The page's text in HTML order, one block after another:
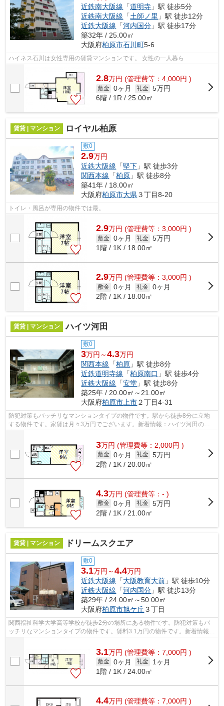
近鉄南大阪線 「道明寺 」駅 徒歩5分
近鉄南大阪線 「土師ノ里 」駅 徒歩12分
近鉄大阪線 「河内国分 」駅 徒歩17分
築32年 / 25.00㎡
大阪府柏原市石川町5-6
ハイネス石川は女性専用の賃貸マンションです。 女性の一人暮ら
2.8万円 (管理費等：4,000円 )
敷金 0ヶ月 礼金 5万円
6階 / 1R / 25.00㎡
賃貸 | マンション ロイヤル柏原
敷0
2.9万円
近鉄大阪線 「堅下 」駅 徒歩3分
関西本線 「柏原 」駅 徒歩8分
築41年 / 18.00㎡
大阪府柏原市大県 ３丁目8-20
トイレ・風呂が専用の物件では最。
2.9万円 (管理費等：3,000円 )
敷金 0ヶ月 礼金 5万円
1階 / 1K / 18.00㎡
2.9万円 (管理費等：3,000円 )
敷金 0ヶ月 礼金 0ヶ月
2階 / 1K / 18.00㎡
賃貸 | マンション ハイツ河田
敷0
3万円～4.3万円
関西本線 「柏原 」駅 徒歩8分
近鉄道明寺線 「柏原南口 」駅 徒歩4分
近鉄大阪線 「安堂 」駅 徒歩8分
築25年 / 20.00㎡～21.00㎡
大阪府柏原市上市２丁目4-31
防犯対策もバッチリなマンションタイプの物件です。駅から徒歩8分に立地
する物件です。家賃は月々3万円でございます。新着情報：ハイツ河田の空
3万円 (管理費等：2,000円 )
敷金 0ヶ月 礼金 5万円
2階 / 1K / 20.00㎡
4.3万円 (管理費等：- )
敷金 0ヶ月 礼金 5万円
2階 / 1K / 21.00㎡
賃貸 | マンション ドリームスクエア
敷0
3.1万円～4.4万円
近鉄大阪線 「大阪教育大前 」駅 徒歩10分
近鉄大阪線 「河内国分 」駅 徒歩13分
築29年 / 24.00㎡～50.00㎡
大阪府柏原市旭ケ丘 ３丁目
関西福祉科学大学高等学校が徒歩2分の場所にある物件です。防犯対策もバ
ッチリなマンションタイプの物件です。賃料3.1万円の物件です。新着情報：
3.1万円 (管理費等：7,000円 )
敷金 0ヶ月 礼金
1ヶ月
1階 / 1K / 24.00㎡
4.4万円 (管理費等：7,000円 )